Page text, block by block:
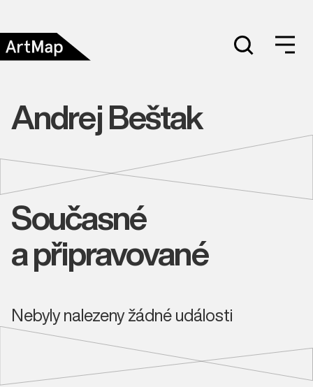
Andrej Beštak
Současné
a připravované
Nebyly nalezeny žádné události